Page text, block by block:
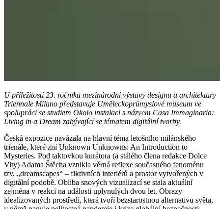
U příležitosti 23. ročníku mezinárodní výstavy designu a architektury
Triennale Milano představuje Uměleckoprůmyslové museum ve
spolupráci se studiem Okolo instalaci s názvem Casa Immaginaria:
Living in a Dream zabývající se tématem digitální tvorby.
Česká expozice navázala na hlavní téma letošního milánského
trienále, které zní Unknown Unknowns: An Introduction to
Mysteries. Pod taktovkou kurátora (a stálého člena redakce Dolce
Vity) Adama Štěcha vznikla věrná reflexe současného fenoménu
tzv. „dreamscapes“ – fiktivních interiérů a prostor vytvořených v
digitální podobě. Obliba snových vizualizací se stala aktuální
zejména v reakci na události uplynulých dvou let. Obrazy
idealizovaných prostředí, která tvoří bezstarostnou alternativu světa,